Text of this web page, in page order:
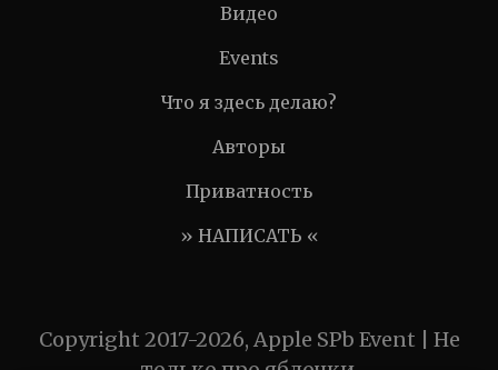
Видео
Events
Что я здесь делаю?
Авторы
Приватность
» НАПИСАТЬ «
Copyright 2017-2026, Apple SPb Event | Не